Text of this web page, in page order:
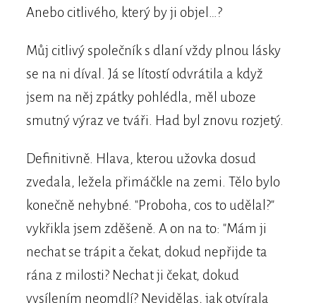
Anebo citlivého, který by ji objel…?
Můj citlivý společník s dlaní vždy plnou lásky
se na ni díval. Já se lítostí odvrátila a když
jsem na něj zpátky pohlédla, měl uboze
smutný výraz ve tváři. Had byl znovu rozjetý.
Definitivně. Hlava, kterou užovka dosud
zvedala, ležela přimáčkle na zemi. Tělo bylo
konečně nehybné. "Proboha, cos to udělal?"
vykřikla jsem zděšeně. A on na to: "Mám ji
nechat se trápit a čekat, dokud nepřijde ta
rána z milosti? Nechat ji čekat, dokud
vysílením neomdlí? Nevidělas, jak otvírala